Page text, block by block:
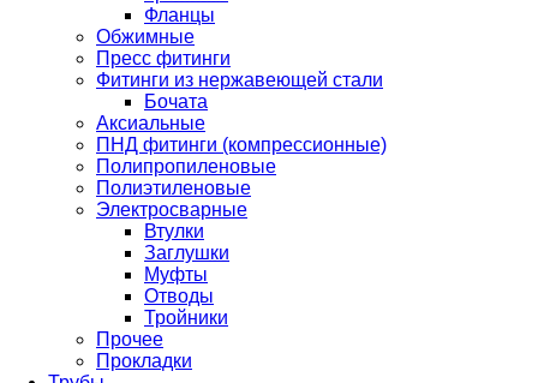
Фланцы
Обжимные
Пресс фитинги
Фитинги из нержавеющей стали
Бочата
Аксиальные
ПНД фитинги (компрессионные)
Полипропиленовые
Полиэтиленовые
Электросварные
Втулки
Заглушки
Муфты
Отводы
Тройники
Прочее
Прокладки